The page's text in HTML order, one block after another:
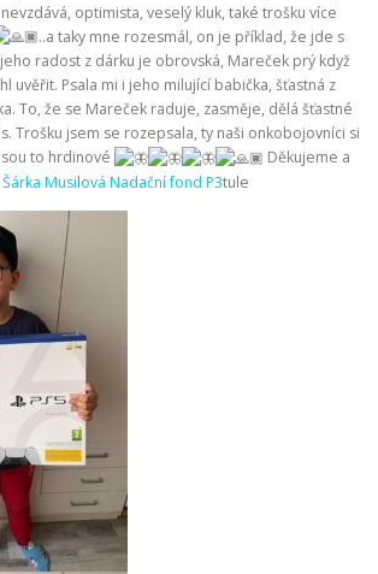
optimista, veselý kluk, také trošku více
..a taky mne rozesmál, on je příklad, že jde s
radost z dárku je obrovská, Mareček prý když
uvěřit. Psala mi i jeho milující babička, šťastná z
To, že se Mareček raduje, zasměje, dělá šťastné
Trošku jsem se rozepsala, ty naši onkobojovníci si
to hrdinové
Děkujeme a
Musilová Nadační fond P3tule